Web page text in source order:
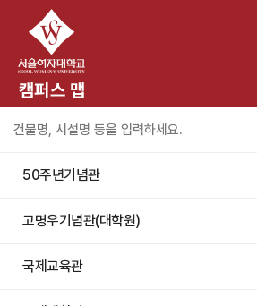
50주년기념관
고명우기념관(대학원)
국제교육관
50m